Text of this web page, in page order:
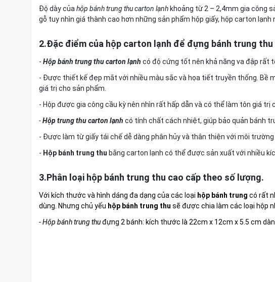
Độ dày của hộp bánh trung thu carton lạnh khoảng từ 2 – 2,4mm gia công
gỗ tuy nhìn giá thành cao hơn những sản phẩm hộp giấy, hộp carton
2.Đặc điểm của hộp carton lạnh để đựng bánh trung thu
- Hộp bánh trung thu carton lạnh có độ cứng tốt nên khả năng va đập rất
- Được thiết kế đẹp mắt với nhiều màu sắc và họa tiết truyền thống. Bề
giá trị cho sản phẩm.
- Hộp được gia công cầu kỳ nên nhìn rất hấp dẫn và có thể làm tôn giá trị
-Hộp trung thu carton lạnh có tính chất cách nhiệt, giúp bảo quản bánh
- Được làm từ giấy tái chế dễ dàng phân hủy và thân thiện với môi
- Hộp bánh trung thu bằng carton lạnh có thể được sản xuất với nhiều
3.Phân loại hộp bánh trung thu cao cấp theo số lượng.
Với kích thước và hình dáng đa dạng của các loại hộp bánh trung có rất
dùng. Nhưng chủ yếu hộp bánh trung t hu sẽ được chia làm các loại hộp
- Hộp bánh trung thuđựng 2 bánh: kích thước là 22cm x 12cm x 5.5 cm